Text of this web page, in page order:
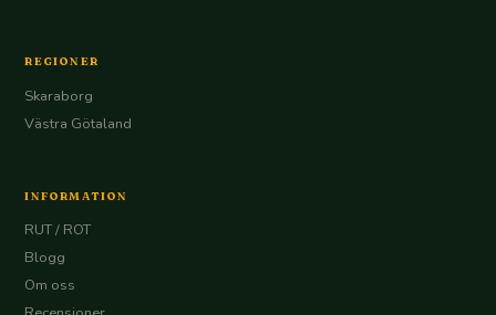
REGIONER
Skaraborg
Västra Götaland
INFORMATION
RUT / ROT
Blogg
Om oss